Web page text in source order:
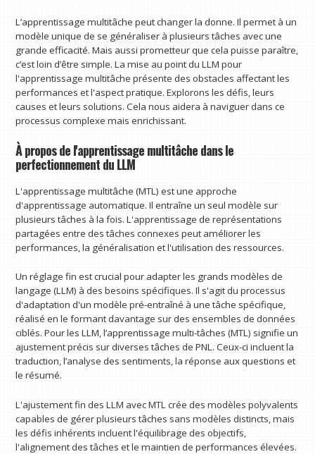
L’apprentissage multitâche peut changer la donne. Il permet à un
modèle unique de se généraliser à plusieurs tâches avec une
grande efficacité. Mais aussi prometteur que cela puisse paraître,
c’est loin d’être simple. La mise au point du LLM pour
l'apprentissage multitâche présente des obstacles affectant les
performances et l'aspect pratique. Explorons les défis, leurs
causes et leurs solutions. Cela nous aidera à naviguer dans ce
processus complexe mais enrichissant.
À propos de l'apprentissage multitâche dans le
perfectionnement du LLM
L'apprentissage multitâche (MTL) est une approche
d'apprentissage automatique. Il entraîne un seul modèle sur
plusieurs tâches à la fois. L'apprentissage de représentations
partagées entre des tâches connexes peut améliorer les
performances, la généralisation et l'utilisation des ressources.
Un réglage fin est crucial pour adapter les grands modèles de
langage (LLM) à des besoins spécifiques. Il s'agit du processus
d'adaptation d'un modèle pré-entraîné à une tâche spécifique,
réalisé en le formant davantage sur des ensembles de données
ciblés. Pour les LLM, l’apprentissage multi-tâches (MTL) signifie un
ajustement précis sur diverses tâches de PNL. Ceux-ci incluent la
traduction, l’analyse des sentiments, la réponse aux questions et
le résumé.
L'ajustement fin des LLM avec MTL crée des modèles polyvalents
capables de gérer plusieurs tâches sans modèles distincts, mais
les défis inhérents incluent l'équilibrage des objectifs,
l'alignement des tâches et le maintien de performances élevées.